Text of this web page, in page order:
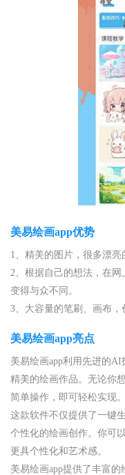
美易绘画app优势
1、精美的图片，很多漂亮
2、根据自己的想法，在
变得与众不同。
3、大容量的笔刷、画布
美易绘画app亮点
美易绘画app利用先进的
精美的绘画作品。无论你
简单操作，即可轻松实现。
这款软件不仅提供了一键
个性化的绘画创作。你可
更具个性化和艺术感。
美易绘画app提供了丰富的